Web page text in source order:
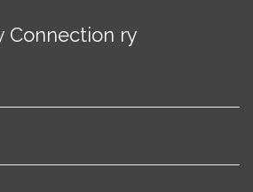
Connection ry